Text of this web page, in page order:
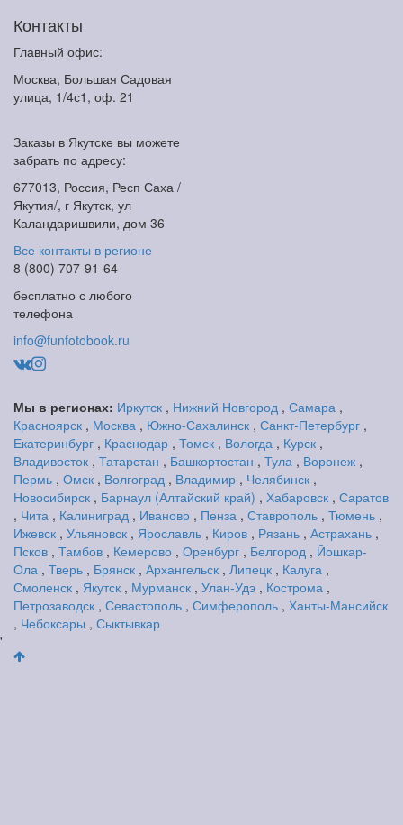
Контакты
Главный офис:
Москва, Большая Садовая
улица, 1/4с1, оф. 21
Заказы в Якутске вы можете
забрать по адресу:
677013, Россия, Респ Саха /
Якутия/, г Якутск, ул
Каландаришвили, дом 36
Все контакты в регионе
8 (800) 707-91-64
бесплатно с любого
телефона
info@funfotobook.ru
Мы в регионах: Иркутск , Нижний Новгород , Самара ,
Красноярск , Москва , Южно-Сахалинск , Санкт-Петербург ,
Екатеринбург , Краснодар , Томск , Вологда , Курск ,
Владивосток , Татарстан , Башкортостан , Тула , Воронеж ,
Пермь , Омск , Волгоград , Владимир , Челябинск ,
Новосибирск , Барнаул (Алтайский край) , Хабаровск , Саратов
, Чита , Калиниград , Иваново , Пенза , Ставрополь , Тюмень ,
Ижевск , Ульяновск , Ярославль , Киров , Рязань , Астрахань ,
Псков , Тамбов , Кемерово , Оренбург , Белгород , Йошкар-
Ола , Тверь , Брянск , Архангельск , Липецк , Калуга ,
Смоленск , Якутск , Мурманск , Улан-Удэ , Кострома ,
Петрозаводск , Севастополь , Симферополь , Ханты-Мансийск
, Чебоксары , Сыктывкар
'